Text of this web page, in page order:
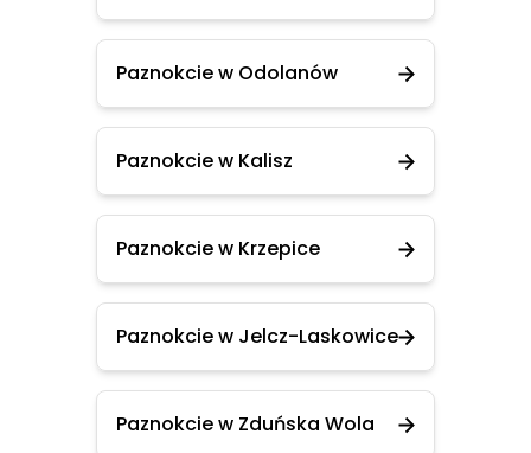
Paznokcie w Odolanów
Paznokcie w Kalisz
Paznokcie w Krzepice
Paznokcie w Jelcz-Laskowice
Paznokcie w Zduńska Wola